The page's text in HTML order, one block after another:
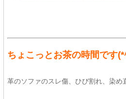
ちょこっとお茶の時間です
革のソファのスレ傷、ひび割れ、染め